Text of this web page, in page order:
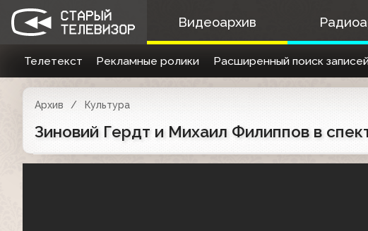
Видеоархив
Телетекст Рекламные ролики Расширенный поиск
Архив Культура
Зиновий Гердт и Михаил Филиппов в